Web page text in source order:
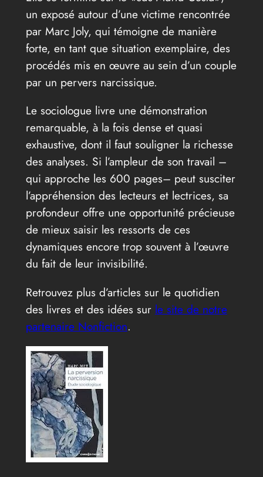
un exposé autour d’une victime rencontrée
par Marc Joly, qui témoigne de manière
forte, en tant que situation exemplaire, des
procédés mis en œuvre au sein d’un couple
par un pervers narcissique.
Le sociologue livre une démonstration
remarquable, à la fois dense et quasi
exhaustive, dont il faut souligner la richesse
des analyses. Si l’ampleur de son travail –
qui approche les 600 pages– peut susciter
l’appréhension des lecteurs et lectrices, sa
profondeur offre une opportunité précieuse
de mieux saisir les ressorts de ces
dynamiques encore trop souvent à l’œuvre
du fait de leur invisibilité.
Retrouvez plus d’articles sur le quotidien
des livres et des idées sur le site de notre
partenaire Nonfiction.